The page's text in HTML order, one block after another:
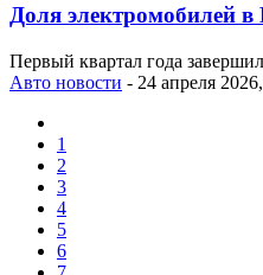
Доля электромобилей
Первый квартал года
Авто новости - 24 апреля
1
2
3
4
5
6